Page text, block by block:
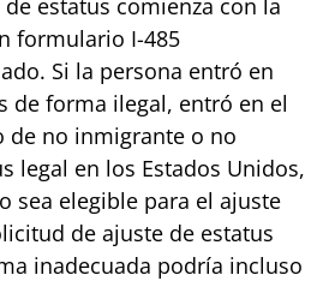
estatus comienza con la
formulario I-485
Si la persona entró en
de forma ilegal, entró en el
de no inmigrante o no
legal en los Estados Unidos,
sea elegible para el ajuste
de ajuste de estatus
inadecuada podría incluso